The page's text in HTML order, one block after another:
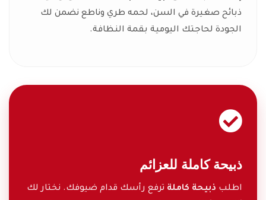
ذبائح صغيرة في السن، لحمه طري وناطع نضمن لك
الجودة لحاجتك اليومية بقمة النظافة.
ذبيحة كاملة للعزائم
اطلب ذبيحة كاملة ترفع رأسك قدام ضيوفك. نختار لك